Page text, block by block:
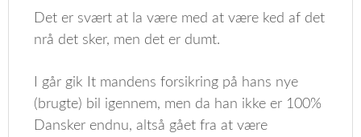
Det er svært at la være med at være ked af det
nrå det sker, men det er dumt.
I går gik It mandens forsikring på hans nye
(brugte) bil igennem, men da han ikke er 100%
Dansker endnu, altså gået fra at være